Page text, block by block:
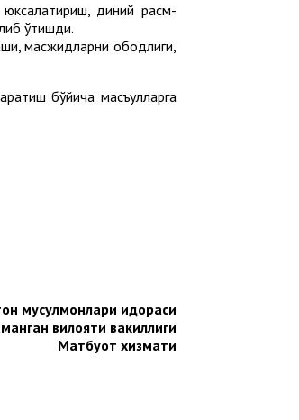
юксалатириш, диний расм-
ўтишди.
масжидларни ободлиги,
бўйича масъулларга
мусулмонлари идораси
вилояти вакиллиги
Матбуот хизмати